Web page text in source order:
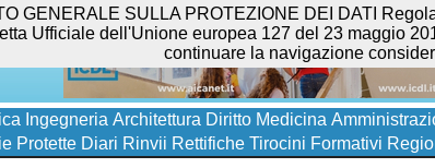
Ingegneria Architettura Diritto Medicina
Protette Diari Rinvii Rettifiche Tirocini Formativi
GENERALE SULLA PROTEZIONE DEI DATI
Ufficiale dell'Unione europea 127 del 23 maggio
continuare la navigazione